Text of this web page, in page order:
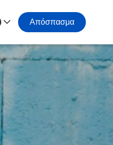
Απόσπασμα